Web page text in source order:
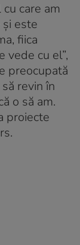
care am
este
fiica
vede cu el”,
preocupată
revin în
o să am.
proiecte